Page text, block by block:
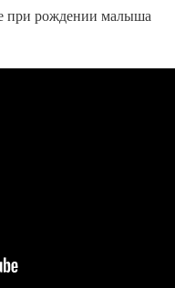
при рождении малыша